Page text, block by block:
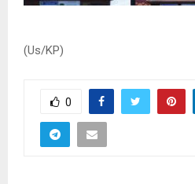
(Us/KP)
0